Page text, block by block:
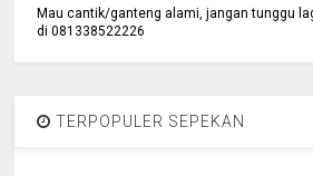
Mau cantik/ganteng alami, jangan tunggu
di 081338522226
TERPOPULER SEPEKAN